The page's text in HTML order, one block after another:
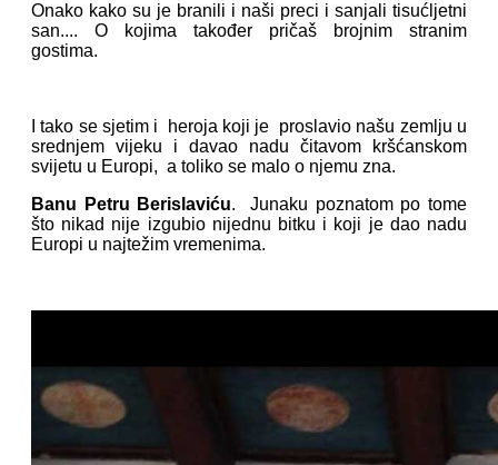
Onako kako su je branili i naši preci i sanjali tisućljetni
san.... O kojima također pričaš brojnim stranim
gostima.
I tako se sjetim i heroja koji je proslavio našu zemlju u
srednjem vijeku i davao nadu čitavom kršćanskom
svijetu u Europi, a toliko se malo o njemu zna.
Banu Petru Berislaviću. Junaku poznatom po tome
što nikad nije izgubio nijednu bitku i koji je dao nadu
Europi u najtežim vremenima.